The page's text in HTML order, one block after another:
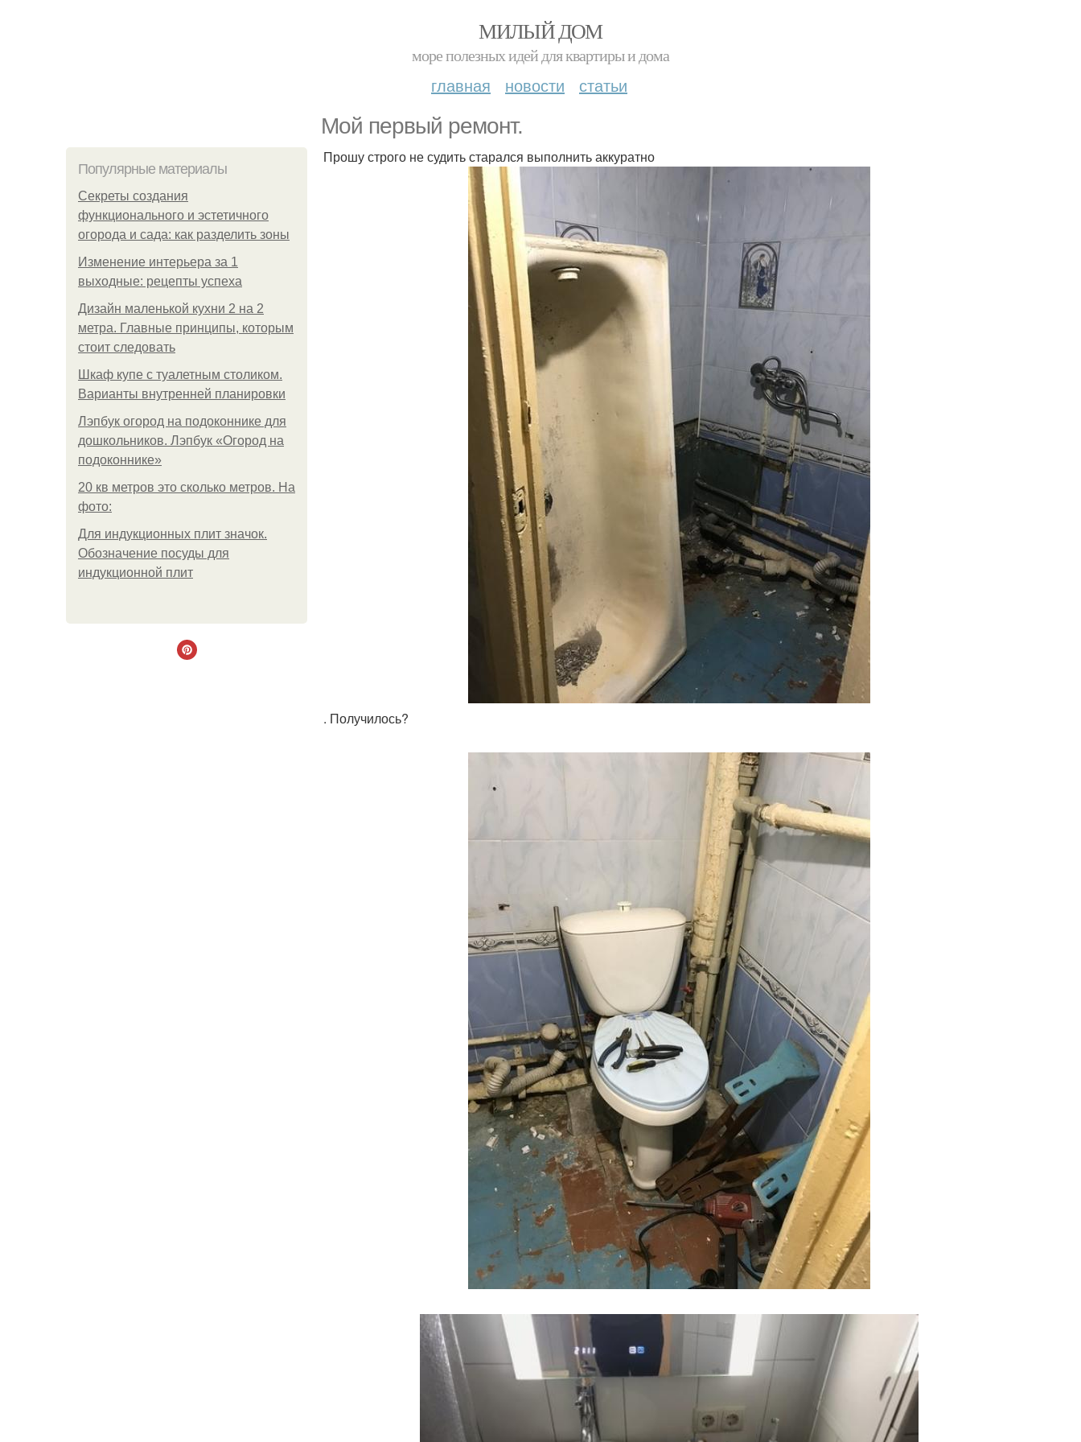
МИЛЫЙ ДОМ
море полезных идей для квартиры и дома
главная новости статьи
Мой первый ремонт.
Популярные материалы
Секреты создания
функционального и эстетичного
огорода и сада: как разделить зоны
Изменение интерьера за 1
выходные: рецепты успеха
Дизайн маленькой кухни 2 на 2
метра. Главные принципы, которым
стоит следовать
Шкаф купе с туалетным столиком.
Варианты внутренней планировки
Лэпбук огород на подоконнике для
дошкольников. Лэпбук «Огород на
подоконнике»
20 кв метров это сколько метров. На
фото:
Для индукционных плит значок.
Обозначение посуды для
индукционной плит
Прошу строго не судить старался выполнить аккуратно
. Получилось?